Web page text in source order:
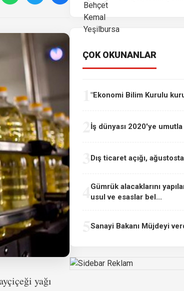
yağı
ÇOK OKUNANLAR
"Ekonomi Bilim Kurulu
İş dünyası 2020'ye umutla
Dış ticaret açığı,
Gümrük alacaklarını
usul ve esaslar bel...
Sanayi Bakanı Müjdeyi